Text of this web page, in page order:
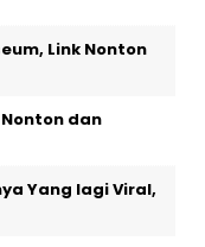
Link Nonton
Nonton dan
Yang lagi Viral,